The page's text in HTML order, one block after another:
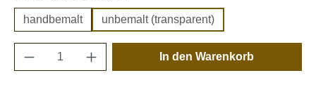
handbemalt unbemalt (transparent)
Produkt Anzahl: Gib den gewünschten
In den Warenkorb